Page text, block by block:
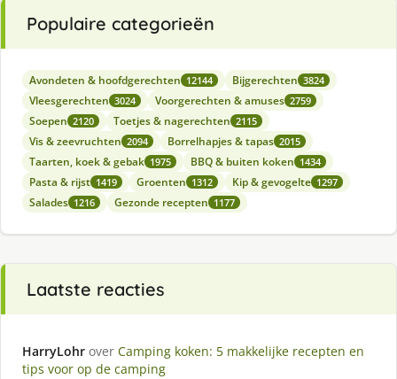
Populaire categorieën
Avondeten & hoofdgerechten 12144 Bijgerechten 3824
Vleesgerechten 3024 Voorgerechten & amuses 2759
Soepen 2120 Toetjes & nagerechten 2115
Vis & zeevruchten 2094 Borrelhapjes & tapas 2015
Taarten, koek & gebak 1975 BBQ & buiten koken 1434
Pasta & rijst 1419 Groenten 1312 Kip & gevogelte 1297
Salades 1216 Gezonde recepten 1177
Laatste reacties
HarryLohr over Camping koken: 5 makkelijke recepten en
tips voor op de camping